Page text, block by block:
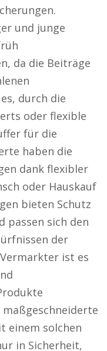
und junge
da die Beiträge
durch die
oder flexible
für die
haben die
dank flexibler
oder Hauskauf
bieten Schutz
passen sich den
der
ist es
maßgeschneiderte
einem solchen
in Sicherheit,